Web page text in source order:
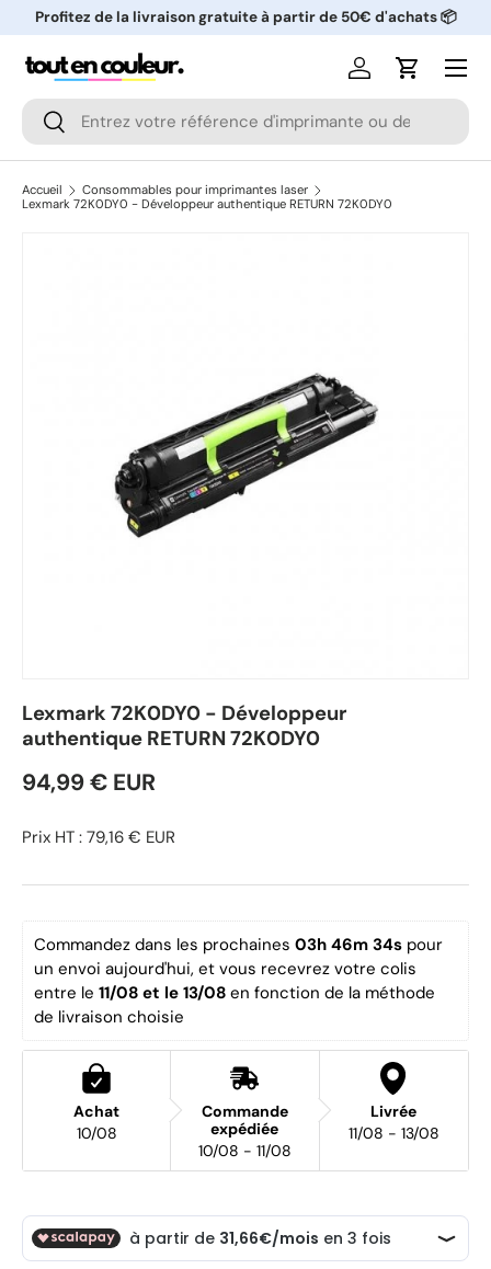
ALLER AU CONTENU
Profitez de la livraison gratuite à partir de 50€ d'achats 📦
Recherche
Rechercher
Se connecter
Panier
Menu
Accueil
Consommables pour imprimantes laser
Lexmark 72K0DY0 - Développeur authentique RETURN 72K0DY0
Lexmark 72K0DY0 - Développeur
authentique RETURN 72K0DY0
94,99 € EUR
Prix HT : 79,16 € EUR
Commandez dans les prochaines 03h 46m 33s pour
un envoi aujourd'hui, et vous recevrez votre colis
entre le 11/08 et le 13/08 en fonction de la méthode
de livraison choisie
Achat
10/08
Commande
expédiée
10/08 - 11/08
Livrée
11/08 - 13/08